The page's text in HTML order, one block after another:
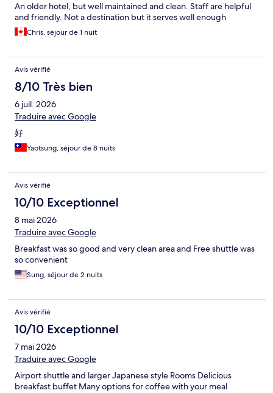
An older hotel, but well maintained and clean. Staff are helpful
and friendly. Not a destination but it serves well enough
Chris, séjour de 1 nuit
Avis vérifié
8/10 Très bien
6 juil. 2026
Traduire avec Google
好
Yaotsung, séjour de 8 nuits
Avis vérifié
10/10 Exceptionnel
8 mai 2026
Traduire avec Google
Breakfast was so good and very clean area and Free shuttle was
so convenient
Sung, séjour de 2 nuits
Avis vérifié
10/10 Exceptionnel
7 mai 2026
Traduire avec Google
Airport shuttle and larger Japanese style Rooms Delicious
breakfast buffet Many options for coffee with your meal